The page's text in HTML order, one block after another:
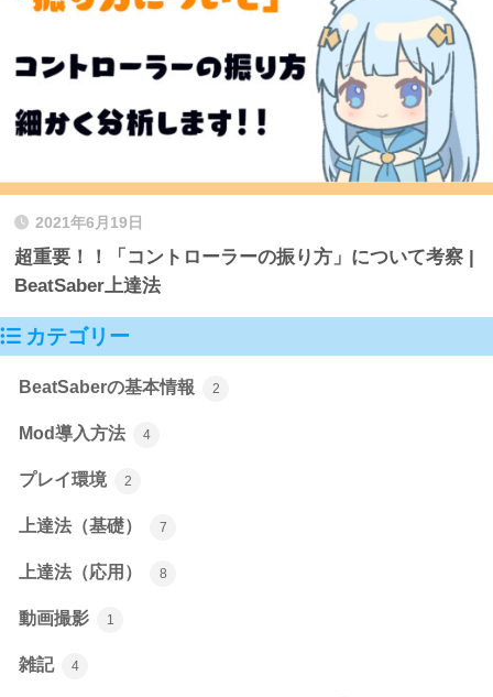
2021年6月19日
超重要！！「コントローラーの振り方」について考察 |
BeatSaber上達法
カテゴリー
BeatSaberの基本情報 2
Mod導入方法 4
プレイ環境 2
上達法（基礎） 7
上達法（応用） 8
動画撮影 1
雑記 4